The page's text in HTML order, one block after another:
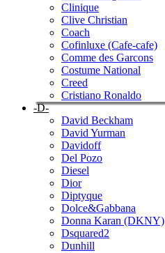
Clinique
Clive Christian
Coach
Cofinluxe (Cafe-cafe)
Comme des Garcons
Costume National
Creed
Cristiano Ronaldo
-D-
David Beckham
David Yurman
Davidoff
Del Pozo
Diesel
Dior
Diptyque
Dolce&Gabbana
Donna Karan (DKNY)
Dsquared2
Dunhill